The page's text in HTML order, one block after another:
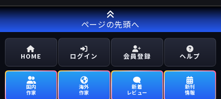
ページの先頭へ
HOME ログイン 会員登録 ヘルプ
国内
作家
海外
作家
新着
レビュー
新刊
情報